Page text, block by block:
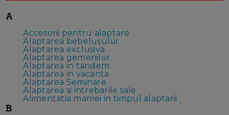
A
Accesorii pentru alaptare
Alaptarea bebelusului
Alaptarea exclusiva
Alaptarea gemenilor
Alaptarea in tandem
Alaptarea in vacanta
Alaptarea Seminare
Alaptarea si intrebarile sale
Alimentatia mamei in timpul alaptarii
B